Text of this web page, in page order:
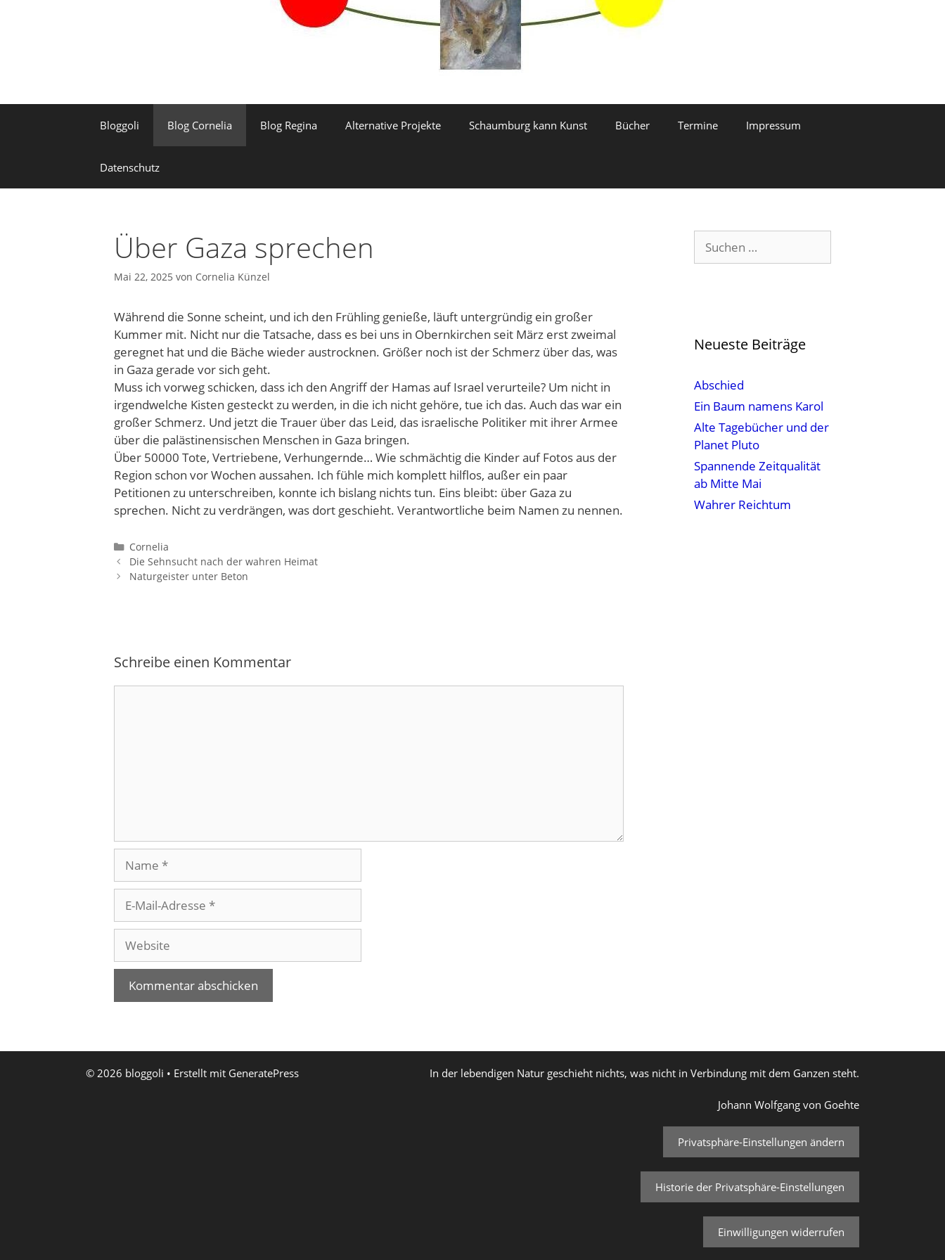
Bloggoli Blog Cornelia Blog Regina Alternative Projekte Schaumburg kann Kunst Bücher Termine Impressum
Datenschutz
Über Gaza sprechen
Mai 22, 2025 von Cornelia Künzel
Während die Sonne scheint, und ich den Frühling genieße, läuft untergründig ein großer
Kummer mit. Nicht nur die Tatsache, dass es bei uns in Obernkirchen seit März erst zweimal
geregnet hat und die Bäche wieder austrocknen. Größer noch ist der Schmerz über das, was
in Gaza gerade vor sich geht.
Muss ich vorweg schicken, dass ich den Angriff der Hamas auf Israel verurteile? Um nicht in
irgendwelche Kisten gesteckt zu werden, in die ich nicht gehöre, tue ich das. Auch das war ein
großer Schmerz. Und jetzt die Trauer über das Leid, das israelische Politiker mit ihrer Armee
über die palästinensischen Menschen in Gaza bringen.
Über 50000 Tote, Vertriebene, Verhungernde… Wie schmächtig die Kinder auf Fotos aus der
Region schon vor Wochen aussahen. Ich fühle mich komplett hilflos, außer ein paar
Petitionen zu unterschreiben, konnte ich bislang nichts tun. Eins bleibt: über Gaza zu
sprechen. Nicht zu verdrängen, was dort geschieht. Verantwortliche beim Namen zu nennen.
Kategorien
Cornelia
Die Sehnsucht nach der wahren Heimat
Naturgeister unter Beton
Schreibe einen Kommentar
Mail-
Adresse
Website
Suchen
nach:
Neueste Beiträge
Abschied
Ein Baum namens Karol
Alte Tagebücher und der
Planet Pluto
Spannende Zeitqualität
ab Mitte Mai
Wahrer Reichtum
In der lebendigen Natur geschieht nichts, was nicht in Verbindung mit dem Ganzen steht.
Johann Wolfgang von Goehte
Privatsphäre-Einstellungen ändern
Historie der Privatsphäre-Einstellungen
Einwilligungen widerrufen
© 2026 bloggoli • Erstellt mit GeneratePress